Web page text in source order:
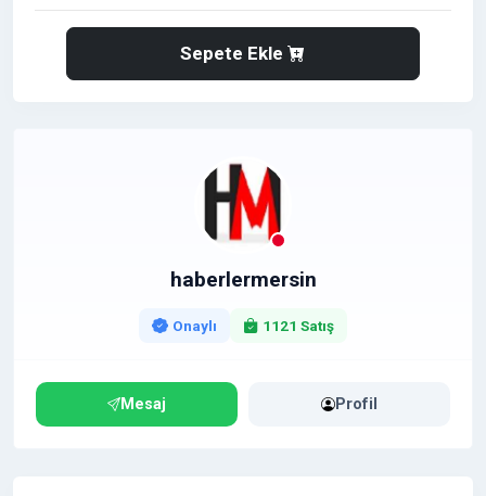
Sepete Ekle
haberlermersin
Onaylı 1121 Satış
Mesaj Profil